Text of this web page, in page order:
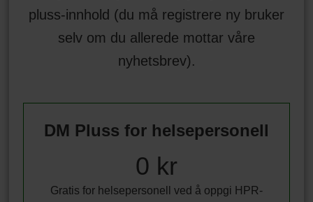
pluss-innhold (du må registrere ny bruker
selv om du allerede mottar våre
nyhetsbrev).
DM Pluss for helsepersonell
0 kr
Gratis for helsepersonell ved å oppgi HPR-